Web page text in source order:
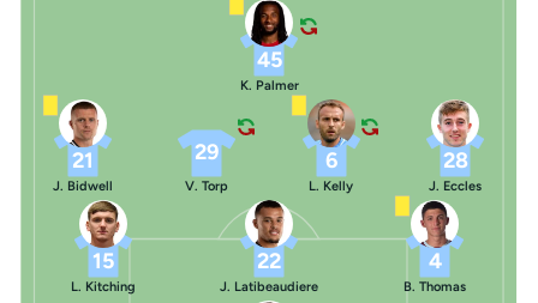
15
L. Kitching
22
J. Latibeaudiere
4
B. Thomas
21
J. Bidwell
29
V. Torp
6
L. Kelly
28
J. Eccles
45
K. Palmer